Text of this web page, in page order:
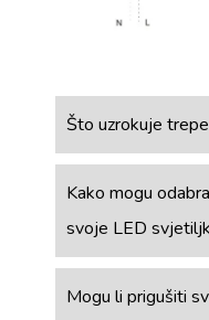
Što uzrokuje
Kako mogu
svoje LED
Mogu li prigušiti